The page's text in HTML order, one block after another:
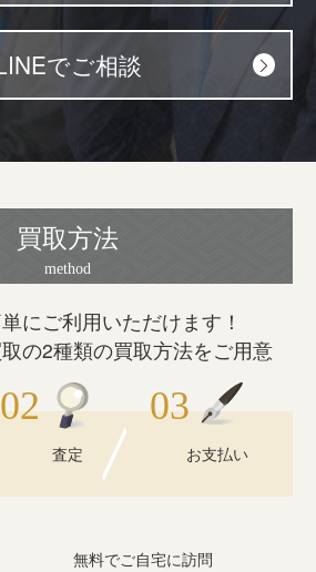
でご相談
買取方法
にご利用いただけます！
の2種類の買取方法をご用意
査定 お支払い
無料でご自宅に訪問